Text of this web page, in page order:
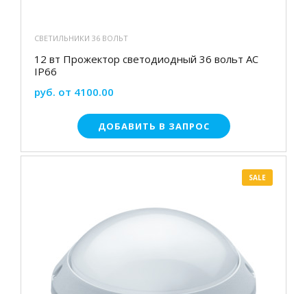
СВЕТИЛЬНИКИ 36 ВОЛЬТ
12 вт Прожектор светодиодный 36 вольт АС
IP66
руб. от 4100.00
ДОБАВИТЬ В ЗАПРОС
SALE